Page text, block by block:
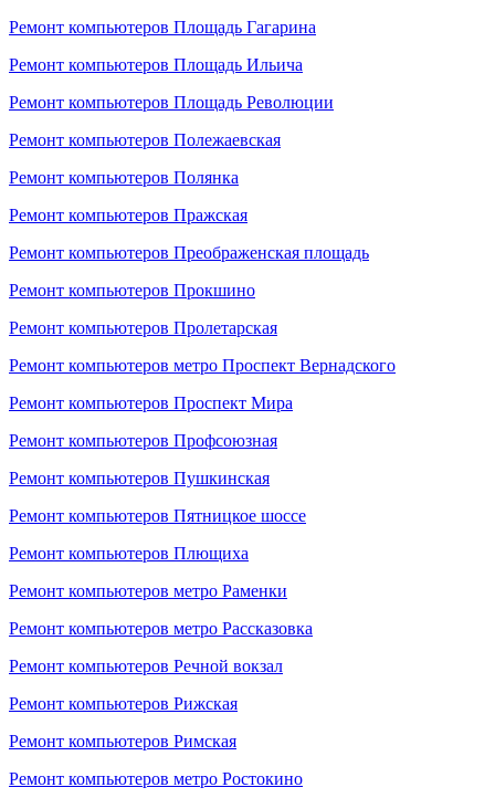
Ремонт компьютеров Площадь Гагарина
Ремонт компьютеров Площадь Ильича
Ремонт компьютеров Площадь Революции
Ремонт компьютеров Полежаевская
Ремонт компьютеров Полянка
Ремонт компьютеров Пражская
Ремонт компьютеров Преображенская площадь
Ремонт компьютеров Прокшино
Ремонт компьютеров Пролетарская
Ремонт компьютеров метро Проспект Вернадского
Ремонт компьютеров Проспект Мира
Ремонт компьютеров Профсоюзная
Ремонт компьютеров Пушкинская
Ремонт компьютеров Пятницкое шоссе
Ремонт компьютеров Плющиха
Ремонт компьютеров метро Раменки
Ремонт компьютеров метро Рассказовка
Ремонт компьютеров Речной вокзал
Ремонт компьютеров Рижская
Ремонт компьютеров Римская
Ремонт компьютеров метро Ростокино